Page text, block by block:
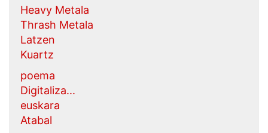
Heavy Metala
Thrash Metala
Latzen
Kuartz
poema
Digitaliza...
euskara
Atabal